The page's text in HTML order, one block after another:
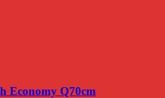
Economy Q70cm